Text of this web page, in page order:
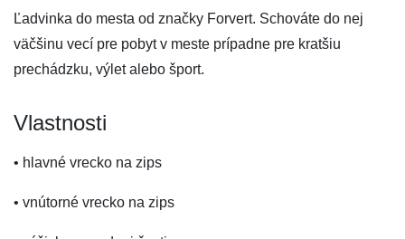
Ľadvinka do mesta od značky Forvert. Schováte do nej
väčšinu vecí pre pobyt v meste prípadne pre kratšiu
prechádzku, výlet alebo šport.
Vlastnosti
• hlavné vrecko na zips
• vnútorné vrecko na zips